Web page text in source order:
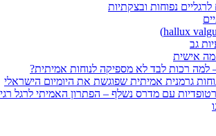
לרגליים נפוחות ובצקתיות
גב
אישית
– למה רכות לבד לא מספיקה לנוחות אמיתית?
עם מדרס נשלף – הפתרון האמיתי לרגל